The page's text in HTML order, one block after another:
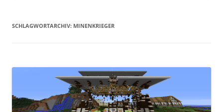
SCHLAGWORTARCHIV: MINENKRIEGER